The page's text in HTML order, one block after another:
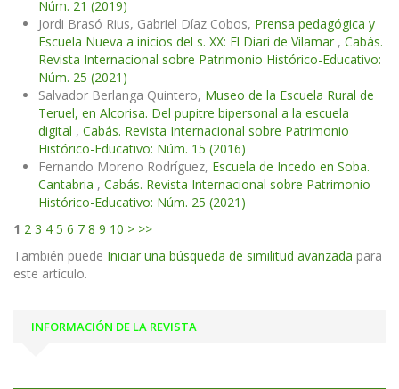
Núm. 21 (2019)
Jordi Brasó Rius, Gabriel Díaz Cobos, Prensa pedagógica y
Escuela Nueva a inicios del s. XX: El Diari de Vilamar , Cabás.
Revista Internacional sobre Patrimonio Histórico-Educativo:
Núm. 25 (2021)
Salvador Berlanga Quintero, Museo de la Escuela Rural de
Teruel, en Alcorisa. Del pupitre bipersonal a la escuela
digital , Cabás. Revista Internacional sobre Patrimonio
Histórico-Educativo: Núm. 15 (2016)
Fernando Moreno Rodríguez, Escuela de Incedo en Soba.
Cantabria , Cabás. Revista Internacional sobre Patrimonio
Histórico-Educativo: Núm. 25 (2021)
1 2 3 4 5 6 7 8 9 10 > >>
También puede Iniciar una búsqueda de similitud avanzada para
este artículo.
INFORMACIÓN DE LA REVISTA